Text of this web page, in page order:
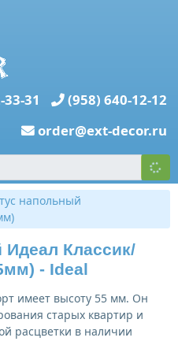
31
(958) 640-12-12
order@ext-decor.ru
напольный
Классик/
- Ideal
имеет высоту 55 мм. Он
старых квартир и
расцветки в наличии